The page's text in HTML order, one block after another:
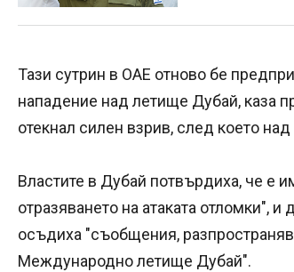
Тази сутрин в ОАЕ отново бе
нападение над летище Дубай, каза
отекнал силен взрив, след което
Властите в Дубай потвърдиха, че е
отразяването на атаката отломки",
осъдиха "съобщения,
Международно летище Дубай".